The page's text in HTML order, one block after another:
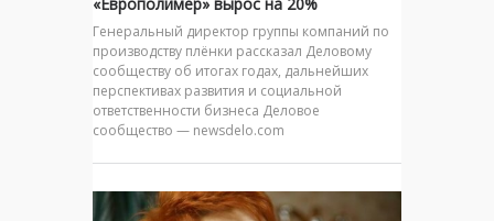
Генеральный директор группы компаний по
производству плёнки рассказал Деловому
сообществу об итогах годах, дальнейших
перспективах развития и социальной
ответственности бизнеса Деловое
сообщество — newsdelo.com